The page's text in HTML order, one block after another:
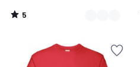
5
/